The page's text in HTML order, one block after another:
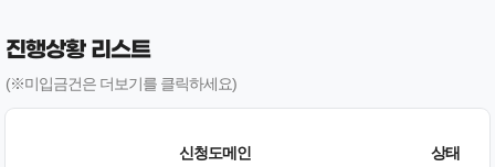
진행상황 리스트
(※미입금건은 더보기를 클릭하세요)
신청도메인 상태